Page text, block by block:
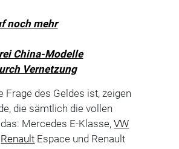
noch mehr
China-Modelle
Vernetzung
Frage des Geldes ist, zeigen
die sämtlich die vollen
Mercedes E-Klasse,VW
Renault Espace und Renault